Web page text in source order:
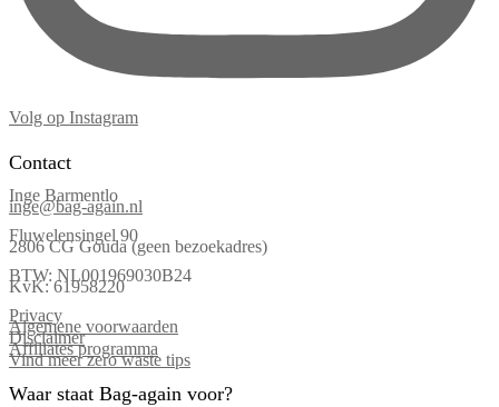
Volg op Instagram
Contact
Inge Barmentlo
inge@bag-again.nl
Fluwelensingel 90
2806 CG Gouda (geen bezoekadres)
BTW: NL001969030B24
KvK: 61958220
Privacy
Algemene voorwaarden
Disclaimer
Affiliates programma
Vind meer zero waste tips
Waar staat Bag-again voor?